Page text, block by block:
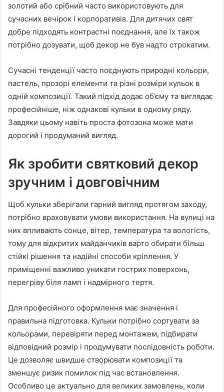
золотий або срібний часто використовують для
сучасних вечірок і корпоративів. Для дитячих свят
добре підходять контрастні поєднання, але їх також
потрібно дозувати, щоб декор не був надто строкатим.
Сучасні тенденції часто поєднують природні кольори,
пастель, прозорі елементи та різні розміри кульок в
одній композиції. Такий підхід додає об’єму та виглядає
професійніше, ніж однакові кульки в одному ряду.
Завдяки цьому навіть проста фотозона може мати
дорогий і продуманий вигляд.
Як зробити святковий декор
зручним і довговічним
Щоб кульки зберігали гарний вигляд протягом заходу,
потрібно враховувати умови використання. На вулиці на
них впливають сонце, вітер, температура та вологість,
тому для відкритих майданчиків варто обирати більш
стійкі рішення та надійні способи кріплення. У
приміщенні важливо уникати гострих поверхонь,
перегріву біля ламп і надмірного тертя.
Для професійного оформлення має значення і
правильна підготовка. Кульки потрібно сортувати за
кольорами, перевіряти перед монтажем, підбирати
відповідний розмір і продумувати послідовність роботи.
Це дозволяє швидше створювати композиції та
зменшує ризик помилок під час встановлення.
Особливо це актуально для великих замовлень, коли